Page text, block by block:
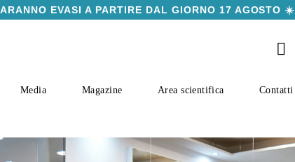
EVASI A PARTIRE DAL GIORNO 17 AGOSTO ☀️
Media Magazine Area scientifica Contatti